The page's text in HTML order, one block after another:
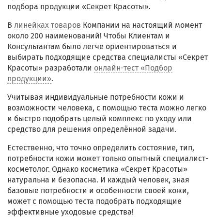
подбора продукции «Секрет Красоты».
В линейках товаров Компании на настоящий момент
около 200 наименований! Чтобы Клиентам и
Консультантам было легче ориентироваться и
выбирать подходящие средства специалисты «Секрет
Красоты» разработали онлайн-тест «Подбор
продукции».
Учитывая индивидуальные потребности кожи и
возможности человека, с помощью теста можно легко
и быстро подобрать целый комплекс по уходу или
средство для решения определённой задачи.
Естественно, что точно определить состояние, тип,
потребности кожи может только опытный специалист-
косметолог. Однако косметика «Секрет Красоты»
натуральна и безопасна. И каждый человек, зная
базовые потребности и особенности своей кожи,
может с помощью теста подобрать подходящие
эффективные уходовые средства!